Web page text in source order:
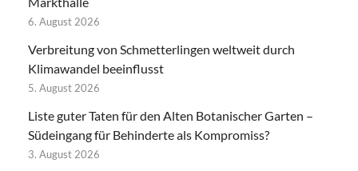
6. August 2026
Verbreitung von Schmetterlingen weltweit durch
Klimawandel beeinflusst
5. August 2026
Liste guter Taten für den Alten Botanischer Garten –
Südeingang für Behinderte als Kompromiss?
3. August 2026